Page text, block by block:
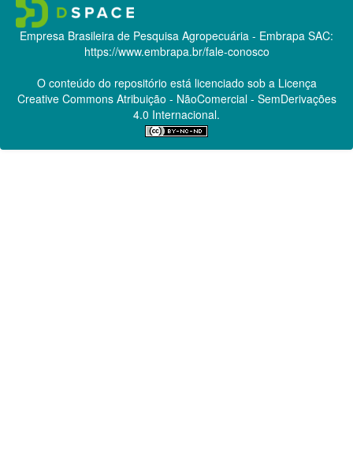
Empresa Brasileira de Pesquisa Agropecuária - Embrapa SAC:
https://www.embrapa.br/fale-conosco
O conteúdo do repositório está licenciado sob a Licença
Creative CommonsAtribuição - NãoComercial - SemDerivações
4.0 Internacional.